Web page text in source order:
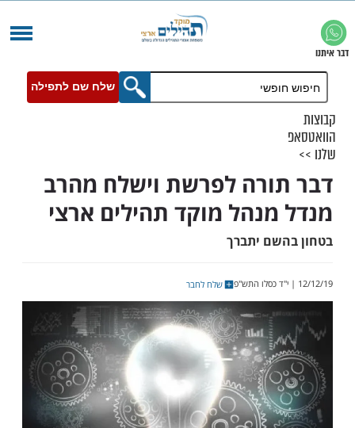
שלח שם לתפילה
לפרשת וישלח מהרב
יתברך
שלח לחבר